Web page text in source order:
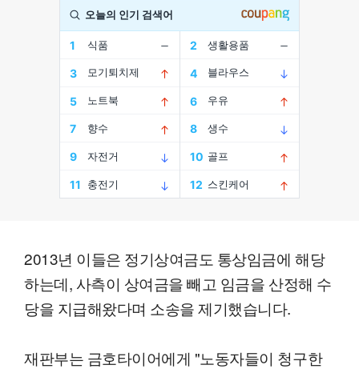
2013년 이들은 정기상여금도 통상임금에 해당
하는데, 사측이 상여금을 빼고 임금을 산정해 수
당을 지급해왔다며 소송을 제기했습니다.
재판부는 금호타이어에게 "노동자들이 청구한